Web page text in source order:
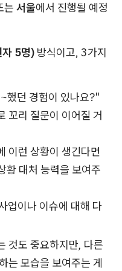
는 서울에서 진행될 예정
자 5명) 방식이고, 3가지
했던 경험이 있나요?"
꼬리 질문이 이어질 거
이런 상황이 생긴다면
황 대처 능력을 보여주
업이나 이슈에 대해 다
것도 중요하지만, 다른
는 모습을 보여주는 게